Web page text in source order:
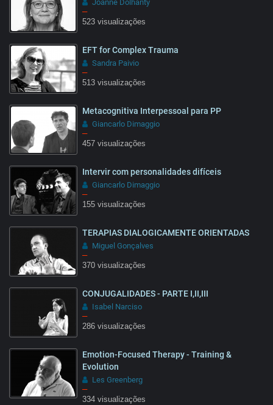
Joanne Dolhanty
–
523 visualizações
02:18
EFT for Complex Trauma
Sandra Paivio
–
513 visualizações
1:31
Metacognitiva Interpessoal para PP
Giancarlo Dimaggio
–
457 visualizações
Intervir com personalidades difíceis
Giancarlo Dimaggio
–
155 visualizações
TERAPIAS DIALOGICAMENTE ORIENTADAS
Miguel Gonçalves
–
370 visualizações
25:55
CONJUGALIDADES - PARTE I,II,III
Isabel Narciso
–
286 visualizações
Emotion-Focused Therapy - Training &
Evolution
Les Greenberg
–
334 visualizações